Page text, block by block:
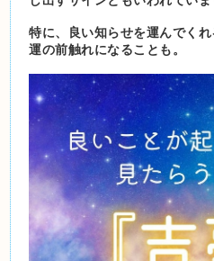
特に、良い知らせを運んでく
運の前触れになることも。